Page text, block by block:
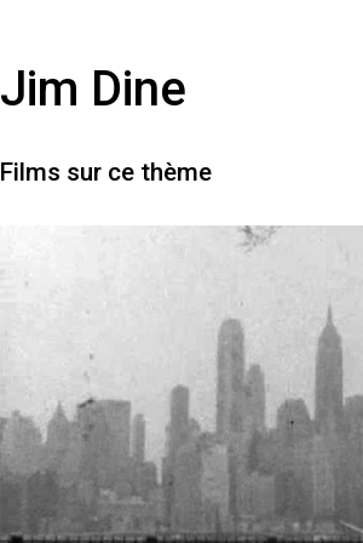
Jim Dine
Films sur ce thème